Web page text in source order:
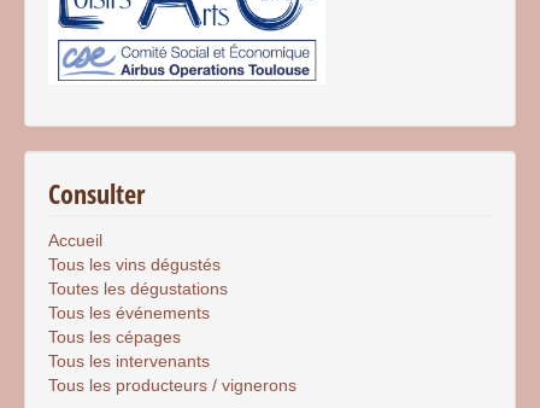
Consulter
Accueil
Tous les vins dégustés
Toutes les dégustations
Tous les événements
Tous les cépages
Tous les intervenants
Tous les producteurs / vignerons